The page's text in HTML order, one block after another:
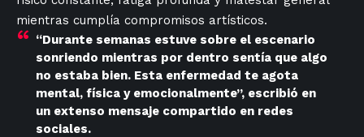
mientras cumplía compromisos artísticos.
“Durante semanas estuve sobre el escenario
sonriendo mientras por dentro sentía que algo
no estaba bien. Esta enfermedad te agota
mental, física y emocionalmente”, escribió en
un extenso mensaje compartido en redes
sociales.